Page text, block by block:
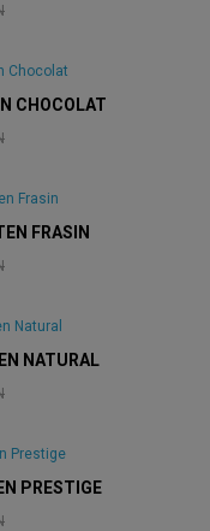
CHOCOLAT
FRASIN
NATURAL
PRESTIGE